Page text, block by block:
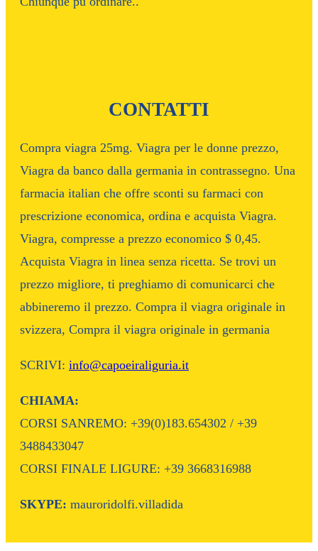
CONTATTI
Compra viagra 25mg. Viagra per le donne prezzo,
Viagra da banco dalla germania in contrassegno. Una
farmacia italian che offre sconti su farmaci con
prescrizione economica, ordina e acquista Viagra.
Viagra, compresse a prezzo economico $ 0,45.
Acquista Viagra in linea senza ricetta. Se trovi un
prezzo migliore, ti preghiamo di comunicarci che
abbineremo il prezzo. Compra il viagra originale in
svizzera, Compra il viagra originale in germania
SCRIVI: info@capoeiraliguria.it
CHIAMA:
CORSI SANREMO: +39(0)183.654302 / +39
3488433047
CORSI FINALE LIGURE: +39 3668316988
SKYPE: mauroridolfi.villadida